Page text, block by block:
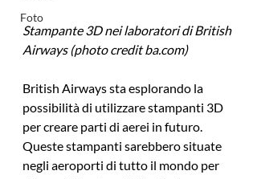
Foto
Stampante 3D nei laboratori di British
Airways (photo credit ba.com)
British Airways sta esplorando la
possibilità di utilizzare stampanti 3D
per creare parti di aerei in futuro.
Queste stampanti sarebbero situate
negli aeroporti di tutto il mondo per